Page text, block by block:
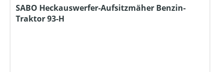
SABO Heckauswerfer-Aufsitzmäher Benzin-
Traktor 93-H